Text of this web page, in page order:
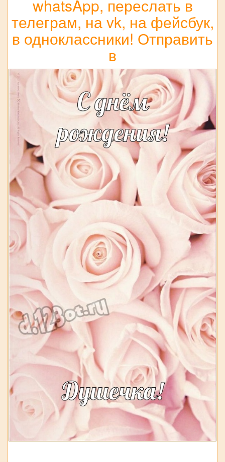
whatsApp, переслать в
телеграм, на vk, на фейсбук,
в одноклассники! Отправить
в